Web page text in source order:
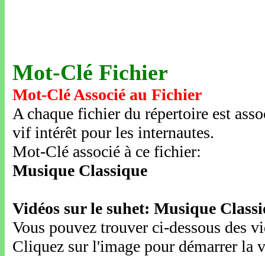
Mot-Clé Fichier
Mot-Clé Associé au Fichier
A chaque fichier du répertoire est
vif intérêt pour les internautes.
Mot-Clé associé à ce fichier:
Musique Classique
Vidéos sur le suhet: Musique
Vous pouvez trouver ci-dessous des
Cliquez sur l'image pour démarrer la